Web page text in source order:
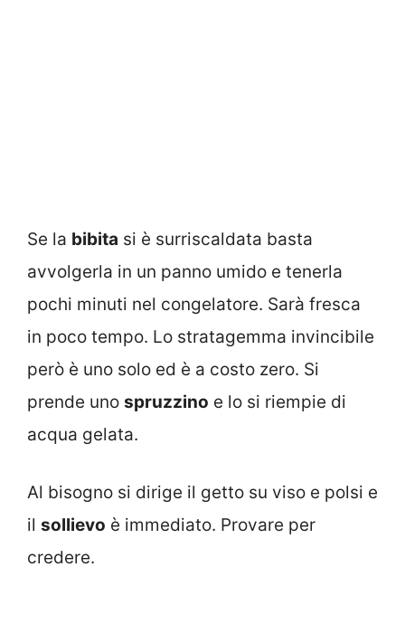
Se la bibita si è surriscaldata basta
avvolgerla in un panno umido e tenerla
pochi minuti nel congelatore. Sarà fresca
in poco tempo. Lo stratagemma invincibile
però è uno solo ed è a costo zero. Si
prende uno spruzzino e lo si riempie di
acqua gelata.
Al bisogno si dirige il getto su viso e polsi e
il sollievo è immediato. Provare per
credere.